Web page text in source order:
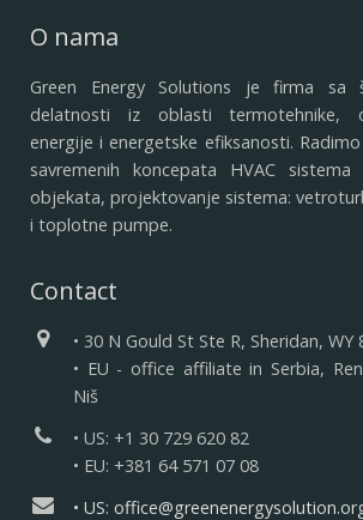
O nama
Green Energy Solutions je firma sa
delatnosti iz oblasti termotehnike,
energije i energetske efiksanosti.
savremenih koncepata HVAC
objekata, projektovanje sistema:
i toplotne pumpe.
Contact
• 30 N Gould St Ste R, Sheridan, WY
• EU - office affiliate in Serbia,
Niš
• US: +1 30 729 620 82
• EU: +381 64 571 07 08
• US: